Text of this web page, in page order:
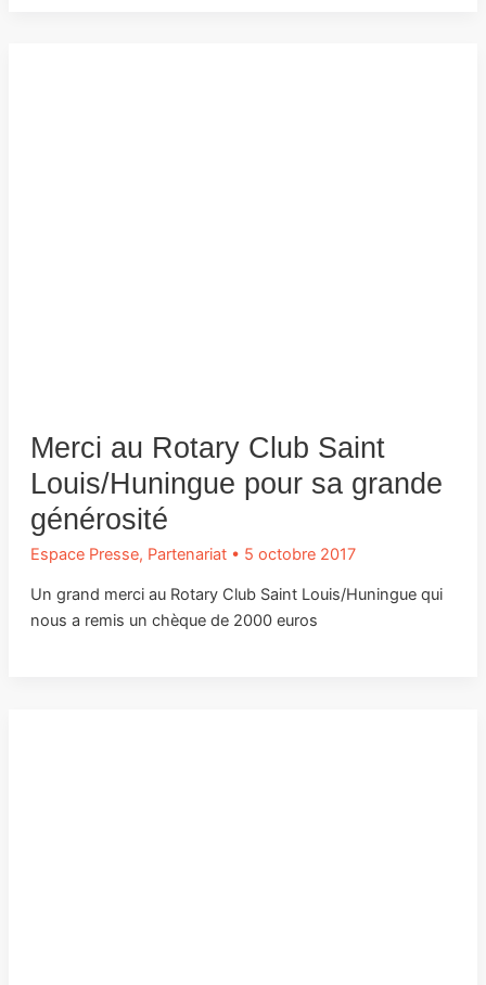
Merci au Rotary Club Saint
Louis/Huningue pour sa grande
générosité
Espace Presse, Partenariat• 5 octobre 2017
Un grand merci au Rotary Club Saint Louis/Huningue qui
nous a remis un chèque de 2000 euros